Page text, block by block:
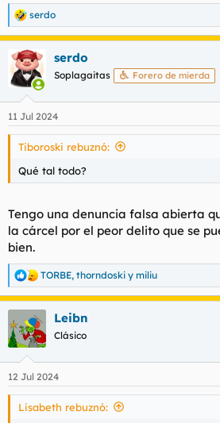
a
R
e
a
c
c
i
e
s
serdo
serdo
Soplagaitas Forero de mierda
11 Jul 2024
Tiboroski rebuznó:
Qué tal todo?
Tengo una denuncia falsa abierta
la cárcel por el peor delito que se
bien.
R
e
a
c
c
i
e
s
TORBE, thorndoski y miliu
Leibn
Clásico
12 Jul 2024
Lisabeth rebuznó: